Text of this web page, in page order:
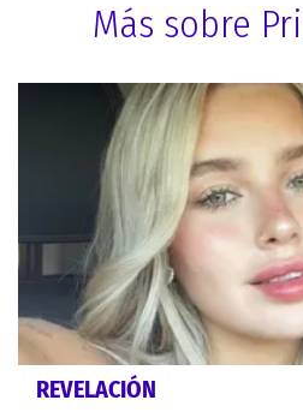
Más sobre
REVELACIÓN